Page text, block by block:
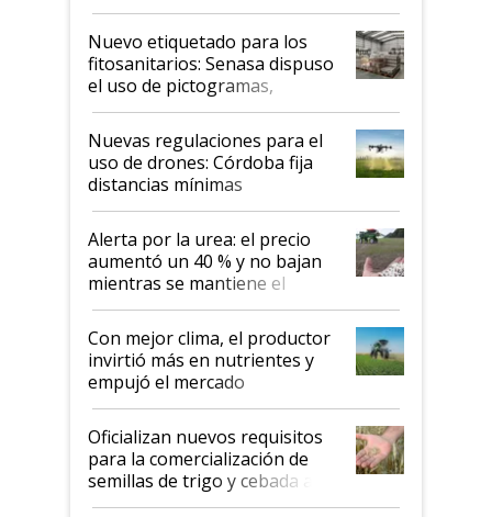
productividad en la campaña
fina
Nuevo etiquetado para los
fitosanitarios: Senasa dispuso
el uso de pictogramas,
palabras de advertencia e
indicaciones
Nuevas regulaciones para el
uso de drones: Córdoba fija
distancias mínimas
Alerta por la urea: el precio
aumentó un 40 % y no bajan
mientras se mantiene el
conflicto en Medio Oriente
Con mejor clima, el productor
invirtió más en nutrientes y
empujó el mercado
Oficializan nuevos requisitos
para la comercialización de
semillas de trigo y cebada a
granel